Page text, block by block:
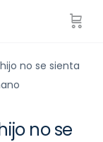
no se sienta
no se